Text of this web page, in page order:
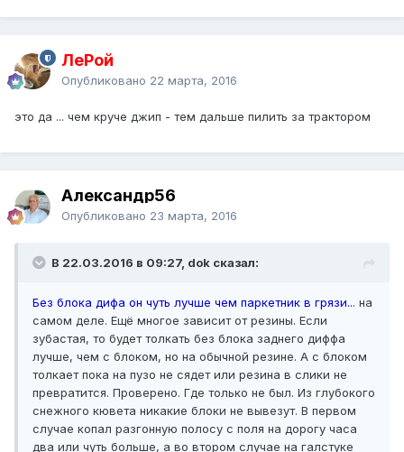
ЛеРой
Опубликовано 22 марта, 2016
это да ... чем круче джип - тем дальше пилить за трактором
Александр56
Опубликовано 23 марта, 2016
В 22.03.2016 в 09:27, dok сказал:
Без блока дифа он чуть лучше чем паркетник в грязи... на
самом деле. Ещё многое зависит от резины. Если
зубастая, то будет толкать без блока заднего диффа
лучше, чем с блоком, но на обычной резине. А с блоком
толкает пока на пузо не сядет или резина в слики не
превратится. Проверено. Где только не был. Из глубокого
снежного кювета никакие блоки не вывезут. В первом
случае копал разгонную полосу с поля на дорогу часа
два или чуть больше, а во втором случае на галстуке